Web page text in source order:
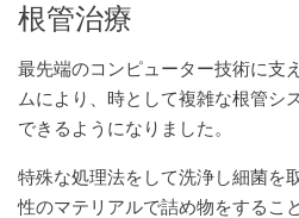
根管治療
最先端のコンピューター技術に支
ムにより、時として複雑な根管シ
できるようになりました。
特殊な処理法をして洗浄し細菌を
性のマテリアルで詰め物をするこ